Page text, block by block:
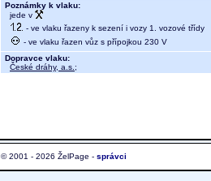
Poznámky k vlaku:
jede v
- ve vlaku řazeny k sezení i vozy 1. vozové třídy
- ve vlaku řazen vůz s přípojkou 230 V
Dopravce vlaku:
České dráhy, a.s. ;
© 2001 - 2026 ŽelPage - správci